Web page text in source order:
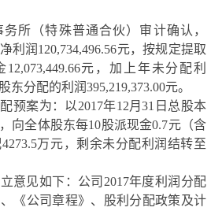
所（特殊普通合伙）审计确认，
利润120,734,496.56元，按规定提取
元，加上年未分配利
东分配的利润395,219,373.00元。
预案为：以2017年12月31日总股本
向全体股东每10股派现金0.7元（含
万元，剩余未分配利润结转至
意见如下： 公司 201 7年度利润分配
《公司章程》 、股利分配政策及计